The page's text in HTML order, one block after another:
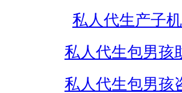
私人代生产子
私人代生包男孩
私人代生包男孩